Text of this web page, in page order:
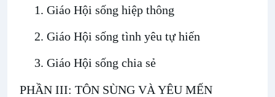
1. Giáo Hội sống hiệp thông
2. Giáo Hội sống tình yêu tự hiến
3. Giáo Hội sống chia sẻ
PHẦN III: TÔN SÙNG VÀ YÊU MẾN